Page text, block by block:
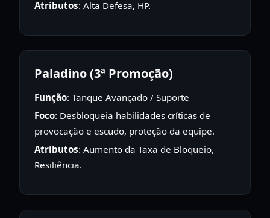
Atributos: Alta Defesa, HP.
Paladino (3ª Promoção)
Função: Tanque Avançado / Suporte
Foco: Desbloqueia habilidades críticas de
provocação e escudo, proteção da equipe.
Atributos: Aumento da Taxa de Bloqueio,
Resiliência.